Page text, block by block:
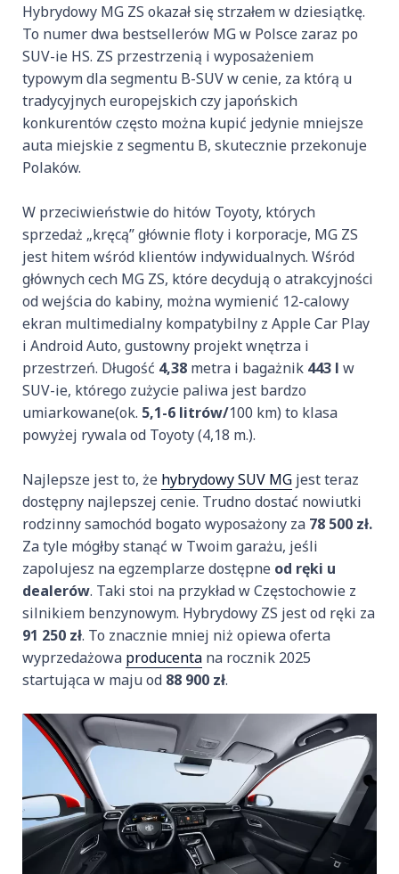
Hybrydowy MG ZS okazał się strzałem w dziesiątkę.
To numer dwa bestsellerów MG w Polsce zaraz po
SUV-ie HS. ZS przestrzenią i wyposażeniem
typowym dla segmentu B-SUV w cenie, za którą u
tradycyjnych europejskich czy japońskich
konkurentów często można kupić jedynie mniejsze
auta miejskie z segmentu B, skutecznie przekonuje
Polaków.
W przeciwieństwie do hitów Toyoty, których
sprzedaż „kręcą” głównie floty i korporacje, MG ZS
jest hitem wśród klientów indywidualnych. Wśród
głównych cech MG ZS, które decydują o atrakcyjności
od wejścia do kabiny, można wymienić 12-calowy
ekran multimedialny kompatybilny z Apple Car Play
i Android Auto, gustowny projekt wnętrza i
przestrzeń. Długość 4,38 metra i bagażnik 443 l w
SUV-ie, którego zużycie paliwa jest bardzo
umiarkowane(ok. 5,1-6 litrów/100 km) to klasa
powyżej rywala od Toyoty (4,18 m.).
Najlepsze jest to, że hybrydowy SUV MG jest teraz
dostępny najlepszej cenie. Trudno dostać nowiutki
rodzinny samochód bogato wyposażony za 78 500 zł.
Za tyle mógłby stanąć w Twoim garażu, jeśli
zapolujesz na egzemplarze dostępne od ręki u
dealerów. Taki stoi na przykład w Częstochowie z
silnikiem benzynowym. Hybrydowy ZS jest od ręki za
91 250 zł. To znacznie mniej niż opiewa oferta
wyprzedażowa producenta na rocznik 2025
startująca w maju od 88 900 zł.